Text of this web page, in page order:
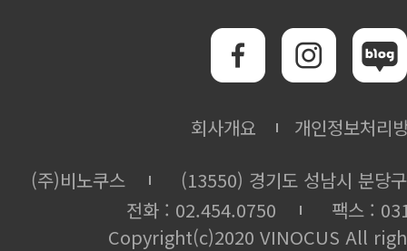
회사개요
개인정보처리
(주)비노쿠스
(13550) 경기도 성남시 분당
전화 : 02.454.0750
팩스 :
Copyright(c)2020 VINOCUS All